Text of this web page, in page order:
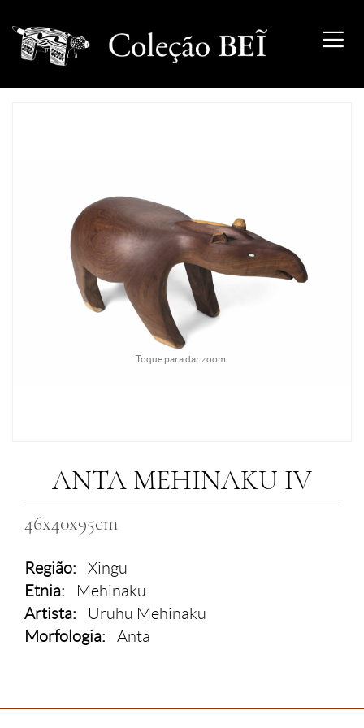
Toque para dar zoom.
ANTA MEHINAKU IV
46x40x95cm
Região:
Xingu
Etnia:
Mehinaku
Artista:
Uruhu Mehinaku
Morfologia:
Anta